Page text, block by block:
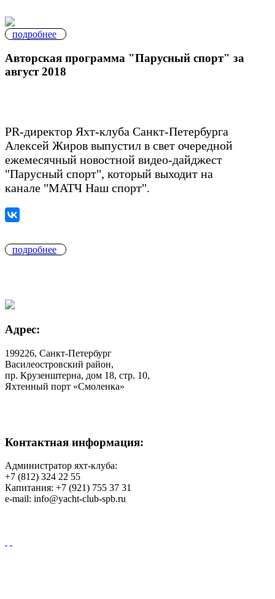
подробнее
Авторская программа "Парусный спорт" за
август 2018
PR-директор Яхт-клуба Санкт-Петербурга
Алексей Жиров выпустил в свет очередной
ежемесячный новостной видео-дайджест
"Парусный спорт", который выходит на
канале "МАТЧ Наш спорт".
подробнее
Адрес:
199226, Санкт-Петербург
Василеостровский район,
пр. Крузенштерна, дом 18, стр. 10,
Яхтенный порт «Смоленка»
Контактная информация:
Администратор яхт-клуба:
+7 (812) 324 22 55
Капитания: +7 (921) 755 37 31
e-mail: info@yacht-club-spb.ru